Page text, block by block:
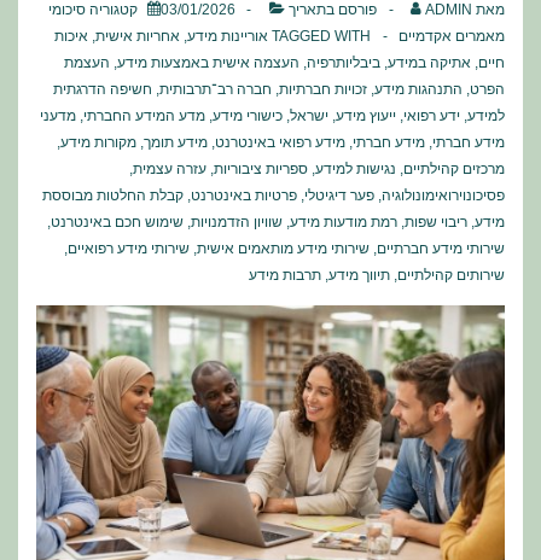
מאת ADMIN פורסם בתאריך 03/01/2026 קטגוריה סיכומי
מאמרים אקדמיים
TAGGED WITH אוריינות מידע, אחריות אישית, איכות
חיים, אתיקה במידע, ביבליותרפיה, העצמה אישית באמצעות מידע, העצמת
הפרט, התנהגות מידע, זכויות חברתיות, חברה רב־תרבותית, חשיפה הדרגתית
למידע, ידע רפואי, ייעוץ מידע, ישראל, כישורי מידע, מדע המידע החברתי, מדעני
מידע חברתי, מידע חברתי, מידע רפואי באינטרנט, מידע תומך, מקורות מידע,
מרכזים קהילתיים, נגישות למידע, ספריות ציבוריות, עזרה עצמית,
פסיכונוירואימונולוגיה, פער דיגיטלי, פרטיות באינטרנט, קבלת החלטות מבוססת
מידע, ריבוי שפות, רמת מודעות מידע, שוויון הזדמנויות, שימוש חכם באינטרנט,
שירותי מידע חברתיים, שירותי מידע מותאמים אישית, שירותי מידע רפואיים,
שירותים קהילתיים, תיווך מידע, תרבות מידע